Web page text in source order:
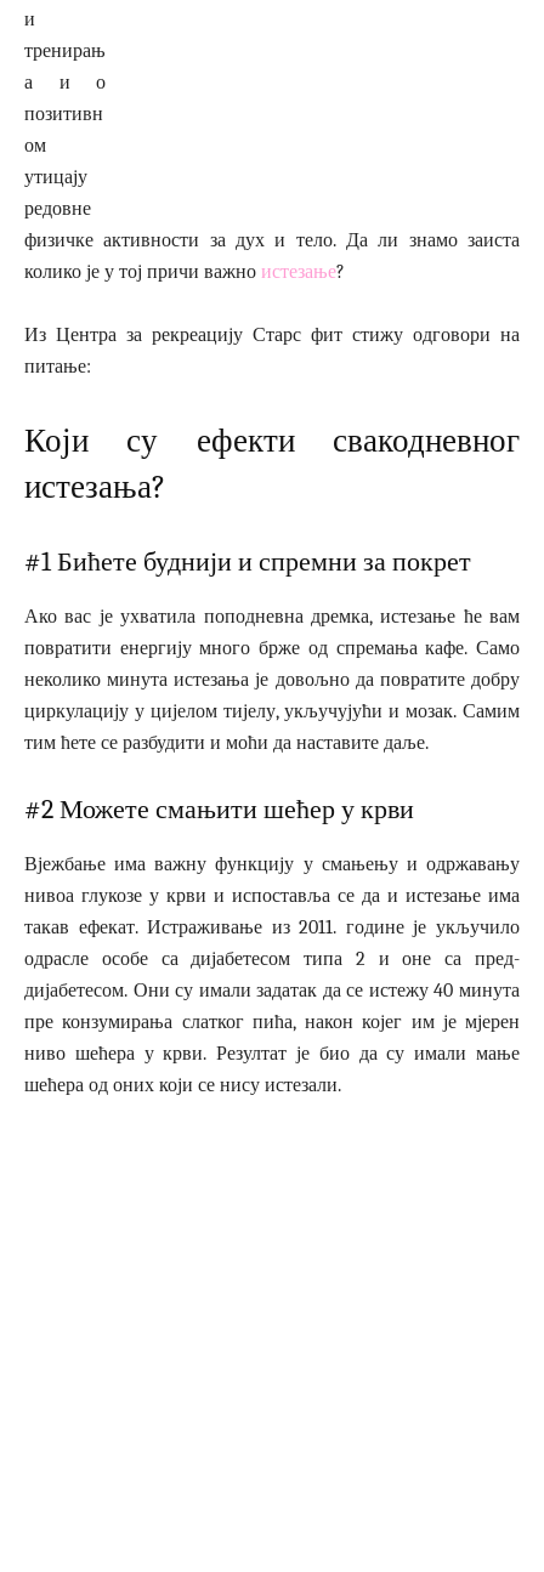
и
тренирањ
а и о
позитивн
ом
утицају
редовне
физичке активности за дух и тело. Да ли знамо заиста
колико је у тој причи важно истезање?
Из Центра за рекреацију Старс фит стижу одговори на
питање:
Који су ефекти свакодневног
истезања?
#1 Бићете буднији и спремни за покрет
Ако вас је ухватила поподневна дремка, истезање ће вам
повратити енергију много брже од спремања кафе. Само
неколико минута истезања је довољно да повратите добру
циркулацију у цијелом тијелу, укључујући и мозак. Самим
тим ћете се разбудити и моћи да наставите даље.
#2 Можете смањити шећер у крви
Вјежбање има важну функцију у смањењу и одржавању
нивоа глукозе у крви и испоставља се да и истезање има
такав ефекат. Истраживање из 2011. године је укључило
одрасле особе са дијабетесом типа 2 и оне са пред-
дијабетесом. Они су имали задатак да се истежу 40 минута
пре конзумирања слатког пића, након којег им је мјерен
ниво шећера у крви. Резултат је био да су имали мање
шећера од оних који се нису истезали.